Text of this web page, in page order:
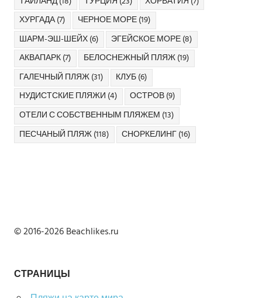
ХУРГАДА(7) ЧЕРНОЕ МОРЕ(19)
ШАРМ-ЭШ-ШЕЙХ(6) ЭГЕЙСКОЕ МОРЕ(8)
АКВАПАРК(7) БЕЛОСНЕЖНЫЙ ПЛЯЖ(19)
ГАЛЕЧНЫЙ ПЛЯЖ(31) КЛУБ(6)
НУДИСТСКИЕ ПЛЯЖИ (4) ОСТРОВ(9)
ОТЕЛИ С СОБСТВЕННЫМ ПЛЯЖЕМ (13)
ПЕСЧАНЫЙ ПЛЯЖ(118) СНОРКЕЛИНГ(16)
© 2016-2026 Beachlikes.ru
СТРАНИЦЫ